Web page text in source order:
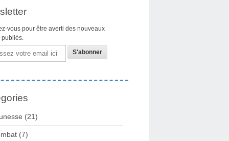
vous pour être averti des nouveaux
publiés.
(21)
(7)